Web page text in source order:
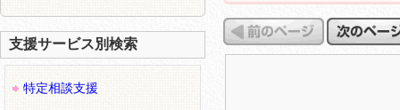
支援サービス別検索
特定相談支援